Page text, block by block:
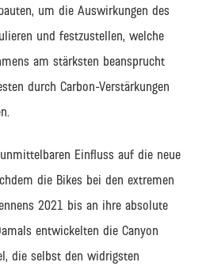
um die Auswirkungen des
und festzustellen, welche
am stärksten beansprucht
durch Carbon-Verstärkungen
Einfluss auf die neue
die Bikes bei den extremen
2021 bis an ihre absolute
entwickelten die Canyon
die selbst den widrigsten